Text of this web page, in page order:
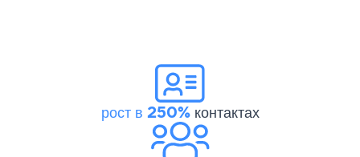
рост в 250%контактах